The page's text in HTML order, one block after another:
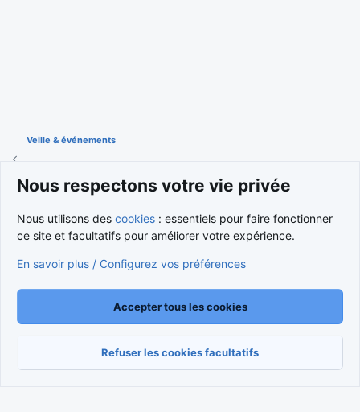
Veille & événements
Nous contacter
Conditions et règlement
Politique de confidentialité
Aide Accueil
R
Community platform by XenForo ®
© 2010-2026 XenForo Ltd.
Traduction française parXenForo FR|Media embeds via s9e/MediaSites
Nous respectons votre vie privée
Nous utilisons des cookies : essentiels pour faire fonctionner
ce site et facultatifs pour améliorer votre expérience.
En savoir plus / Configurez vos préférences
Accepter tous les cookies
Refuser les cookies facultatifs